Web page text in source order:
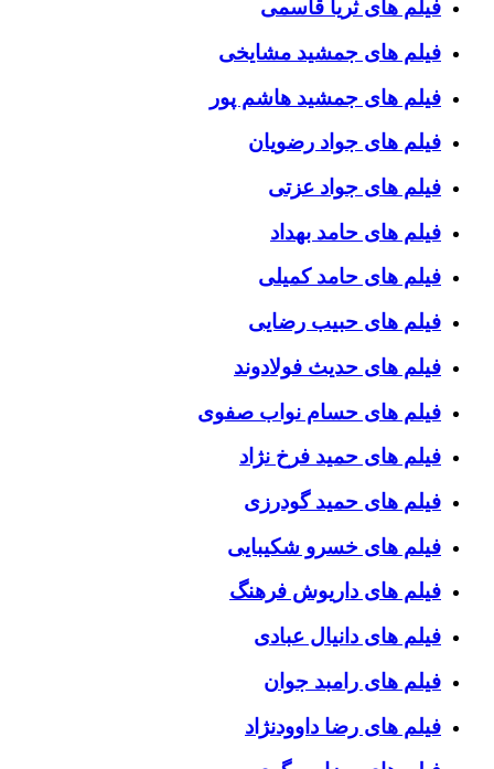
فیلم های ثریا قاسمی
فیلم های جمشید مشایخی
فیلم های جمشید هاشم پور
فیلم های جواد رضویان
فیلم های جواد عزتی
فیلم های حامد بهداد
فیلم های حامد کمیلی
فیلم های حبیب رضایی
فیلم های حدیث فولادوند
فیلم های حسام نواب صفوی
فیلم های حمید فرخ نژاد
فیلم های حمید گودرزی
فیلم های خسرو شکیبایی
فیلم های داریوش فرهنگ
فیلم های دانیال عبادی
فیلم های رامبد جوان
فیلم های رضا داوودنژاد